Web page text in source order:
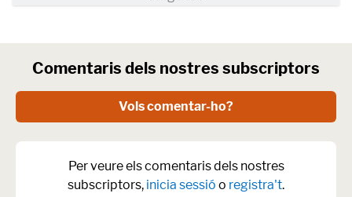
Comentaris dels nostres subscriptors
Vols comentar-ho?
Per veure els comentaris dels nostres
subscriptors, inicia sessió o registra't.